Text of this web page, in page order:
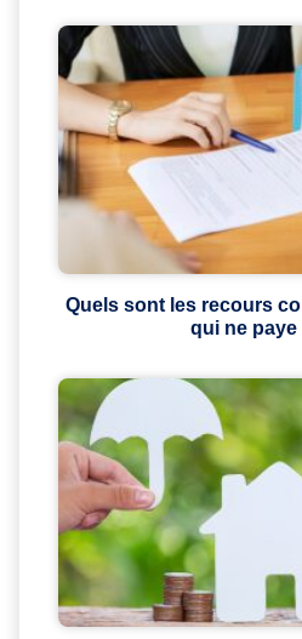
Quels sont les recours
qui ne paye